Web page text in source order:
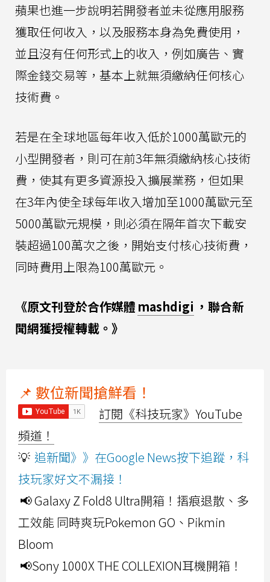
蘋果也進一步說明若開發者並未從應用服務
獲取任何收入，以及服務本身為免費使用，
並且沒有任何形式上的收入，例如廣告、實
際金錢交易等，基本上就無須繳納任何核心
技術費。
若是在全球地區每年收入低於1000萬歐元的
小型開發者，則可在前3年無須繳納核心技術
費，使其有更多資源投入擴展業務，但如果
在3年內使全球每年收入增加至1000萬歐元至
5000萬歐元規模，則必須在隔年首次下載安
裝超過100萬次之後，開始支付核心技術費，
同時費用上限為100萬歐元。
《原文刊登於合作媒體 mashdigi ，聯合新
聞網獲授權轉載。》
📌 數位新聞搶鮮看！
訂閱《科技玩家》YouTube
頻道！
💡 追新聞》》在Google News按下追蹤，科
技玩家好文不漏接！
📢 Galaxy Z Fold8 Ultra開箱！摺痕退散、多
工效能 同時爽玩Pokemon GO、Pikmin
Bloom
📢Sony 1000X THE COLLEXION耳機開箱！